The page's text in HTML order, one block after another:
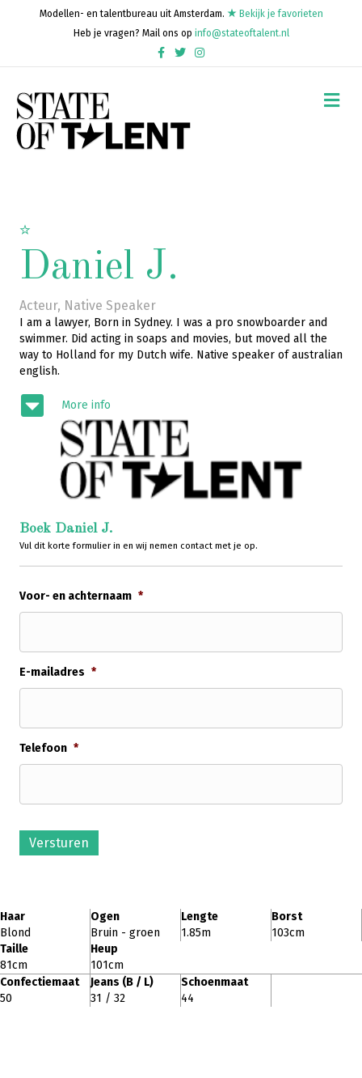
Modellen- en talentbureau uit Amsterdam.
Bekijk je favorieten
Heb je vragen? Mail ons op info@stateoftalent.nl
FacebookTwitterInstagram
Daniel J.
Acteur, Native Speaker
I am a lawyer, Born in Sydney. I was a pro snowboarder and
swimmer. Did acting in soaps and movies, but moved all the
way to Holland for my Dutch wife. Native speaker of australian
english.
More info
Boek Daniel J.
Vul dit korte formulier in en wij nemen contact met je op.
Voor- en achternaam *
E-mailadres *
Telefoon *
Versturen
Haar
Blond
Ogen
Bruin - groen
Lengte
1.85m
Borst
103cm
Taille
81cm
Heup
101cm
Confectiemaat
50
Jeans (B / L)
31 / 32
Schoenmaat
44